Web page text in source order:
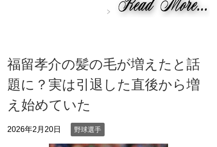
福留孝介の髪の毛が増えたと話
題に？実は引退した直後から増
え始めていた
2026年2月20日 野球選手